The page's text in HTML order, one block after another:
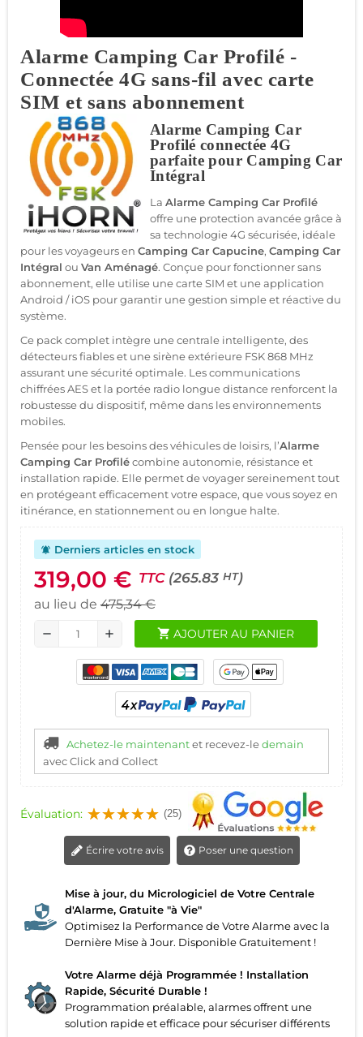
Alarme Camping Car Profilé -
Connectée 4G sans-fil avec carte
SIM et sans abonnement
Alarme Camping Car
Profilé connectée 4G
parfaite pour Camping Car
Intégral
La Alarme Camping Car Profilé
offre une protection avancée grâce à
sa technologie 4G sécurisée, idéale
pour les voyageurs en Camping Car Capucine, Camping Car
Intégral ou Van Aménagé. Conçue pour fonctionner sans
abonnement, elle utilise une carte SIM et une application
Android / iOS pour garantir une gestion simple et réactive du
système.
Ce pack complet intègre une centrale intelligente, des
détecteurs fiables et une sirène extérieure FSK 868 MHz
assurant une sécurité optimale. Les communications
chiffrées AES et la portée radio longue distance renforcent la
robustesse du dispositif, même dans les environnements
mobiles.
Pensée pour les besoins des véhicules de loisirs, l’Alarme
Camping Car Profilécombine autonomie, résistance et
installation rapide. Elle permet de voyager sereinement tout
en protégeant efficacement votre espace, que vous soyez en
itinérance, en stationnement ou en longue halte.
notifications_active Derniers articles en stock
319,00 € TTC (265.83 HT)
au lieu de 475,34 €
remove add shopping_cart AJOUTER AU PANIER
Achetez-le maintenantet recevez-ledemain
avec Click and Collect
Évaluation: (25)
Écrire votre avis Poser une question
Mise à jour, du Micrologiciel de Votre Centrale
d'Alarme, Gratuite "à Vie"
Optimisez la Performance de Votre Alarme avec la
Dernière Mise à Jour. Disponible Gratuitement !
Votre Alarme déjà Programmée ! Installation
Rapide, Sécurité Durable !
Programmation préalable, alarmes offrent une
solution rapide et efficace pour sécuriser différents